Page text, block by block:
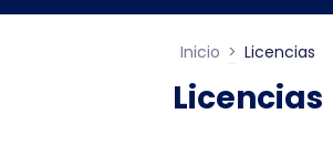
Inicio > Licencias
Licencias